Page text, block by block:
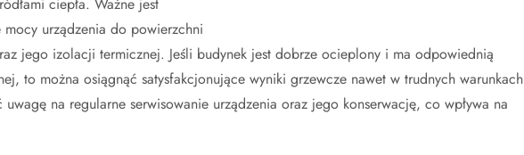
urządzenia do powierzchni
jego izolacji termicznej. Jeśli budynek jest dobrze ocieplony i ma odpowiednią
to można osiągnąć satysfakcjonujące wyniki grzewcze nawet w trudnych warunkach
na regularne serwisowanie urządzenia oraz jego konserwację, co wpływa na